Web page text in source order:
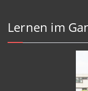
Lernen im